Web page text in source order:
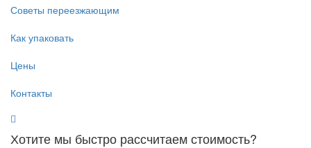
Советы переезжающим
Как упаковать
Цены
Контакты
Хотите мы быстро рассчитаем стоимость?